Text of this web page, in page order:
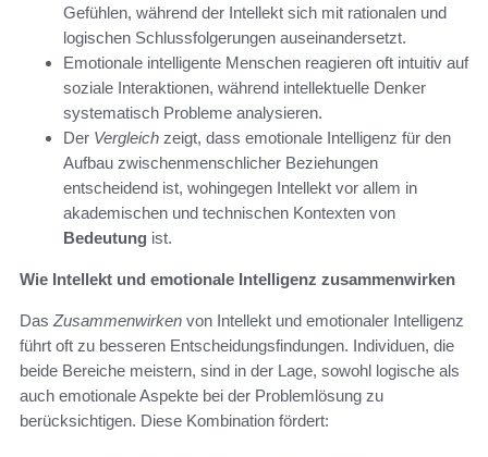
Gefühlen, während der Intellekt sich mit rationalen und
logischen Schlussfolgerungen auseinandersetzt.
Emotionale intelligente Menschen reagieren oft intuitiv auf
soziale Interaktionen, während intellektuelle Denker
systematisch Probleme analysieren.
Der Vergleich zeigt, dass emotionale Intelligenz für den
Aufbau zwischenmenschlicher Beziehungen
entscheidend ist, wohingegen Intellekt vor allem in
akademischen und technischen Kontexten von
Bedeutung ist.
Wie Intellekt und emotionale Intelligenz zusammenwirken
Das Zusammenwirken von Intellekt und emotionaler Intelligenz
führt oft zu besseren Entscheidungsfindungen. Individuen, die
beide Bereiche meistern, sind in der Lage, sowohl logische als
auch emotionale Aspekte bei der Problemlösung zu
berücksichtigen. Diese Kombination fördert: